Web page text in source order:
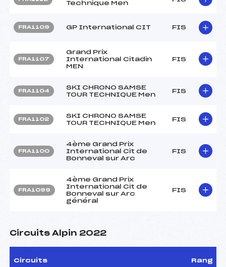
Technique Men
FRA1109 GP International CIT FIS
FRA1107
Grand Prix
International Citadin
MEN
FIS
FRA1104
SKI CHRONO SAMSE
TOUR TECHNIQUE Men
FIS
FRA1102
SKI CHRONO SAMSE
TOUR TECHNIQUE Men
FIS
FRA1100
4ème Grand Prix
International Cit de
Bonneval sur Arc
FIS
FRA1099
4ème Grand Prix
International Cit de
Bonneval sur Arc
général
FIS
Circuits Alpin 2022
Circuits Rang